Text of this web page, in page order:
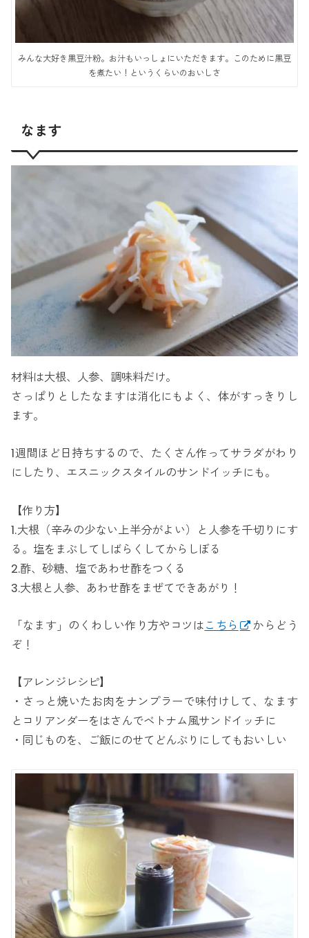
みんな大好き黒豆汁粉。お汁もいっしょにいただきます。このために黒豆
を煮たい！というくらいのおいしさ
なます
材料は大根、人参、調味料だけ。
さっぱりとしたなますは消化にもよく、体がすっきりし
ます。
1週間ほど日持ちするので、たくさん作ってサラダがわり
にしたり、エスニックスタイルのサンドイッチにも。
【作り方】
1.大根（辛みの少ない上半分がよい）と人参を千切りにす
る。塩をまぶしてしばらくしてからしぼる
2.酢、砂糖、塩であわせ酢をつくる
3.大根と人参、あわせ酢をまぜてできあがり！
「なます」のくわしい作り方やコツはこちら
からどう
ぞ！
【アレンジレシピ】
・さっと焼いたお肉をナンプラーで味付けして、なます
とコリアンダーをはさんでベトナム風サンドイッチに
・同じものを、ご飯にのせてどんぶりにしてもおいしい